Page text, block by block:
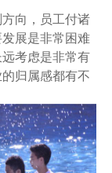
向，员工付诸
展是非常困难
考虑是非常有
归属感都有不